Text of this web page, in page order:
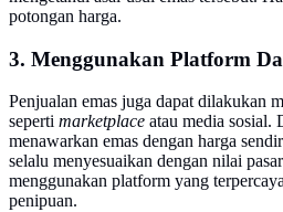
potongan harga.
3. Menggunakan Platform
Penjualan emas juga dapat dilakukan
seperti marketplace atau media sosial.
menawarkan emas dengan harga
selalu menyesuaikan dengan nilai
menggunakan platform yang
penipuan.